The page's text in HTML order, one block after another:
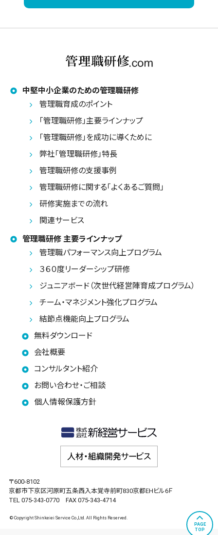
中堅中小企業のための管理職研修
管理職育成のポイント
「管理職研修」主要ラインナップ
「管理職研修」を成功に導くために
弊社「管理職研修」特長
管理職研修の支援事例
管理職研修に関する「よくあるご質問」
研修実施までの流れ
関連サービス
管理職研修 主要ラインナップ
管理職パフォーマンス向上プログラム
３６０度リーダーシップ研修
ジュニアボード（次世代経営陣育成プログラム）
チーム・マネジメント強化プログラム
結節点機能向上プログラム
無料ダウンロード
会社概要
コンサルタント紹介
お問い合わせ・ご相談
個人情報保護方針
〒600-8102
京都市下京区河原町五条西入本覚寺前町830京都EHビル6Ｆ
TEL 075-343-0770 FAX 075-343-4714
© Copyright Shinkeiei Service Co.,Ltd. All Rights Reserved.
PAGE
TOP